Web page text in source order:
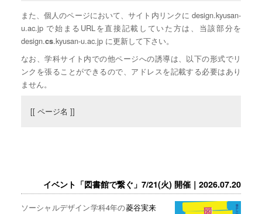
また、個人のページにおいて、サイト内リンクに design.kyusan-
u.ac.jp で始まるURLを直接記載していた方は、当該部分を
design.cs.kyusan-u.ac.jp に更新して下さい。
なお、学科サイト内での他ページへの誘導は、以下の形式でリ
ンクを張ることができるので、アドレスを記載する必要はあり
ません。
[[ ページ名 ]]
イベント「図書館で繋ぐ」7/21(火) 開催｜2026.07.20
ソーシャルデザイン学科4年の菱谷実来